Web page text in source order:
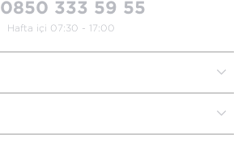
0850 333 59 55
Hafta içi 07:30 - 17:00